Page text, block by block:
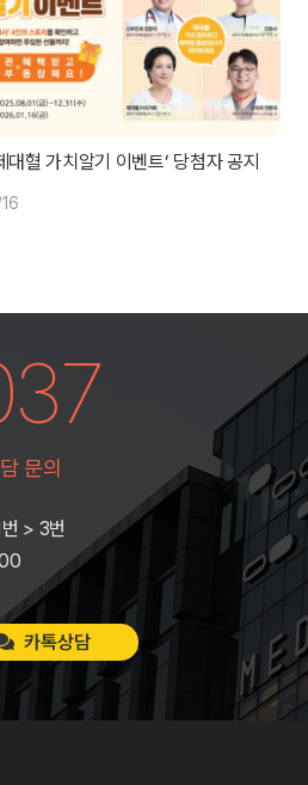
대혈 가치알기 이벤트’ 당첨자 공지
문의
> 3번
카톡상담